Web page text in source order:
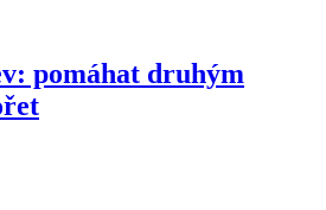
pomáhat druhým